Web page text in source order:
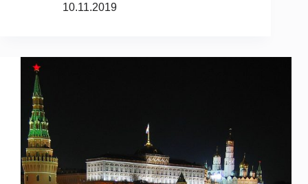
10.11.2019